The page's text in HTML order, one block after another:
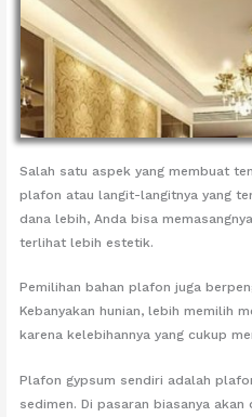
Salah satu aspek yang membuat
plafon atau langit-langitnya yang
dana lebih, Anda bisa
terlihat lebih estetik.
Pemilihan bahan plafon juga
Kebanyakan hunian, lebih memilih
karena kelebihannya yang cukup
Plafon gypsum sendiri adalah
sedimen. Di pasaran biasanya